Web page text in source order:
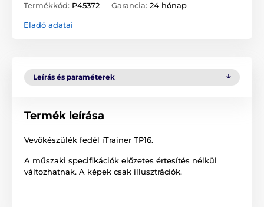
Termékkód: P45372 Garancia: 24 hónap
Eladó adatai
Leírás és paraméterek
Termék leírása
Vevőkészülék fedél iTrainer TP16.
A műszaki specifikációk előzetes értesítés nélkül
változhatnak. A képek csak illusztrációk.